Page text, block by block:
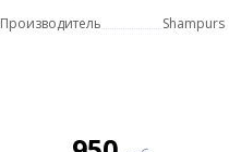
Производитель Shampurs